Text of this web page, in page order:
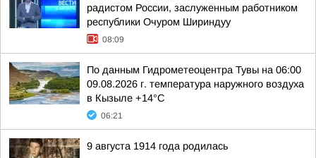
радистом России, заслуженным работником
республики Очуром Шириндуу
08:09
По данным Гидрометеоцентра Тувы на 06:00
09.08.2026 г. температура наружного воздуха
в Кызыле +14°С
06:21
9 августа 1914 года родилась